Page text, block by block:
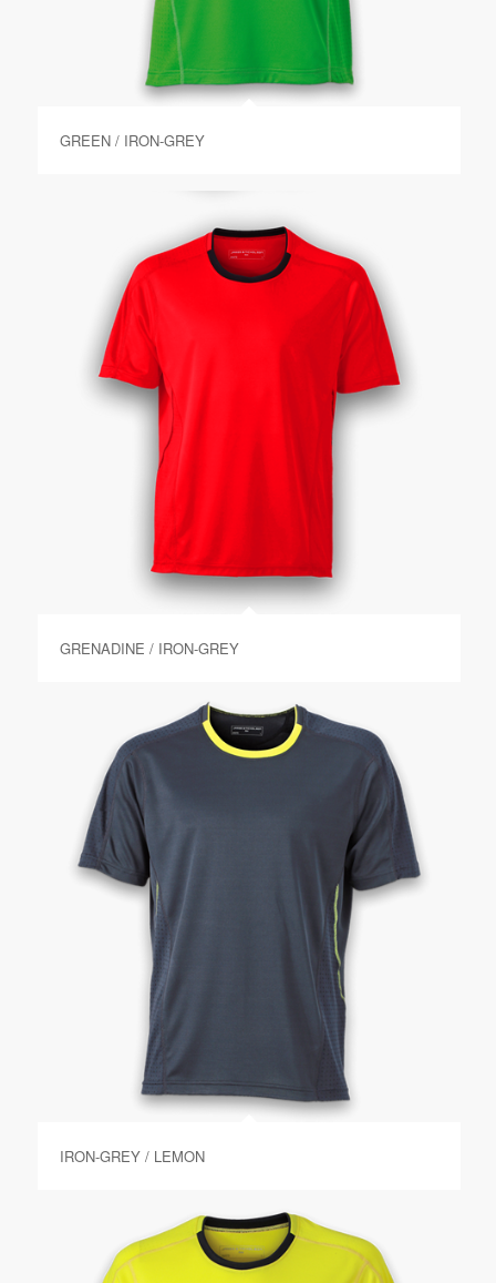
GREEN / IRON-GREY
GRENADINE / IRON-GREY
IRON-GREY / LEMON